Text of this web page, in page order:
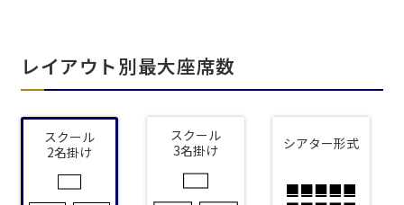
レイアウト別最大座席数
スクール
2名掛け
スクール
3名掛け
シアター形式